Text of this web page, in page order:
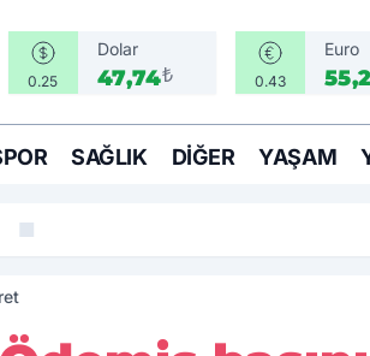
0.25
Dolar
47,74₺ 0.43
Euro
SAĞLIK DIĞER YAŞAM